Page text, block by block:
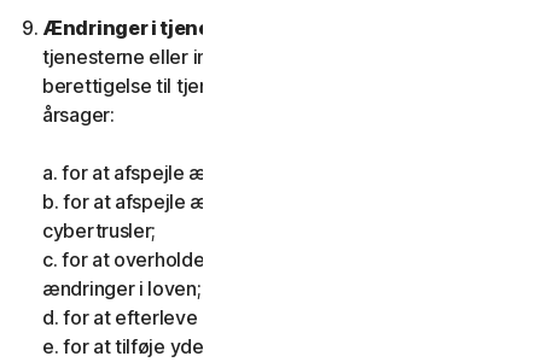
Ændringer i tjenesterne.
tjenesterne eller indføre eller variere kriterierne for
berettigelse til tjenesterne af en eller flere følgende
årsager:
a. for at afspejle ændringer i teknologien;
b. for at afspejle ændringer i karakteren af
cybertrusler;
c. for at overholde gældende lovgivning og afspejle
ændringer i loven;
d. for at efterleve krav pålagt af et tilsynsorgan;
e. for at tilføje yderligere funktionalitet;